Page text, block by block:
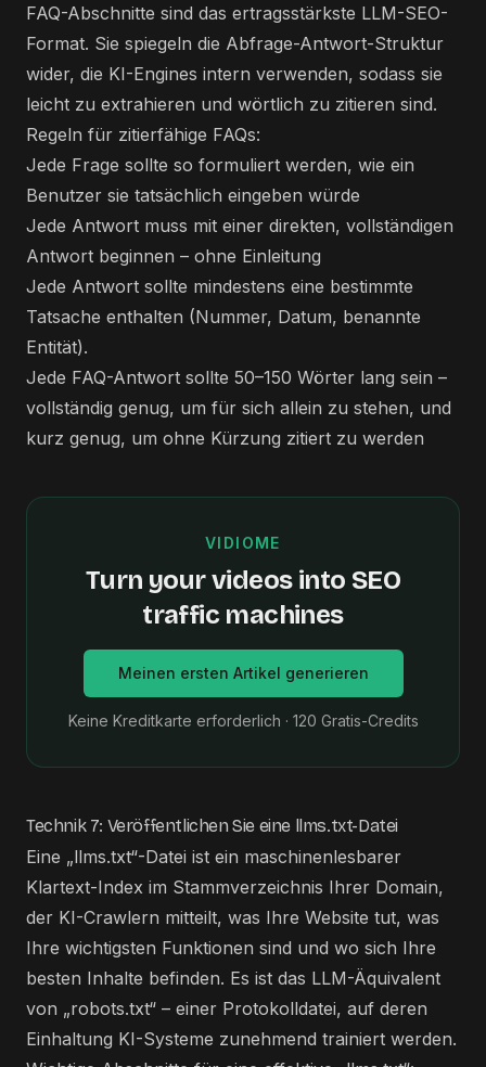
FAQ-Abschnitte sind das ertragsstärkste LLM-SEO-
Format. Sie spiegeln die Abfrage-Antwort-Struktur
wider, die KI-Engines intern verwenden, sodass sie
leicht zu extrahieren und wörtlich zu zitieren sind.
Regeln für zitierfähige FAQs:
Jede Frage sollte so formuliert werden, wie ein
Benutzer sie tatsächlich eingeben würde
Jede Antwort muss mit einer direkten, vollständigen
Antwort beginnen – ohne Einleitung
Jede Antwort sollte mindestens eine bestimmte
Tatsache enthalten (Nummer, Datum, benannte
Entität).
Jede FAQ-Antwort sollte 50–150 Wörter lang sein –
vollständig genug, um für sich allein zu stehen, und
kurz genug, um ohne Kürzung zitiert zu werden
VIDIOME
Turn your videos into SEO
traffic machines
Meinen ersten Artikel generieren
Keine Kreditkarte erforderlich · 120 Gratis-Credits
Technik 7: Veröffentlichen Sie eine llms.txt-Datei
Eine „llms.txt“-Datei ist ein maschinenlesbarer
Klartext-Index im Stammverzeichnis Ihrer Domain,
der KI-Crawlern mitteilt, was Ihre Website tut, was
Ihre wichtigsten Funktionen sind und wo sich Ihre
besten Inhalte befinden. Es ist das LLM-Äquivalent
von „robots.txt“ – einer Protokolldatei, auf deren
Einhaltung KI-Systeme zunehmend trainiert werden.